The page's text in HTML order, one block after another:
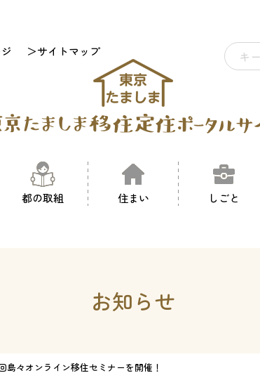
＞サイトマップ
都の取組 住まい しごと
お知らせ
島々オンライン移住セミナーを開催！